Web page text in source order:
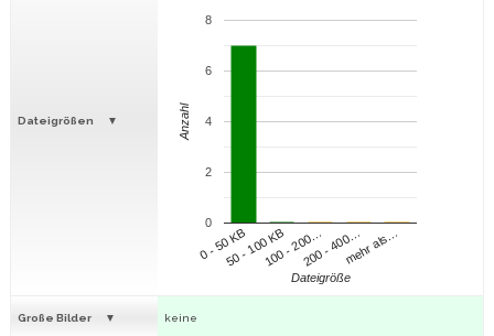
Dateigrößen
0 - 50 KB50 - 100 KB100 - 200…200 - 400…mehr als…
0
2
4
6
8
Dateigröße
Anzahl
Große Bilder keine